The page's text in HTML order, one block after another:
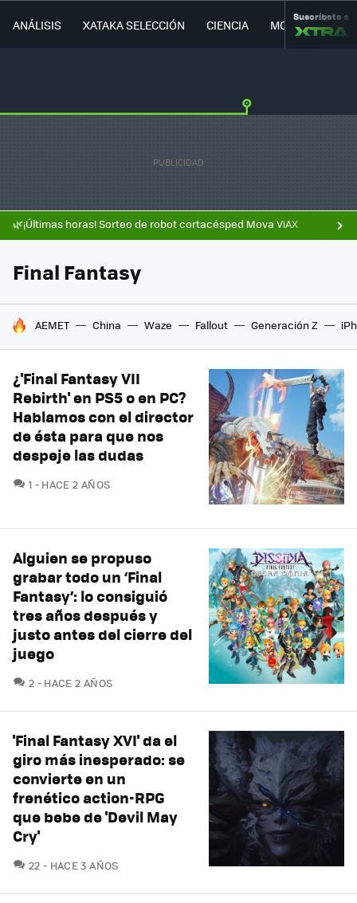
ANÁLISIS XATAKA SELECCIÓN CIENCIA MOVILIDAD
Suscríbete a
🌿¡Últimas horas! Sorteo de robot cortacésped Mova ViAX
Final Fantasy
HOY SE HABLA DE
AEMET China Waze Fallout Generación Z
¿'Final Fantasy VII
Rebirth' en PS5 o en PC?
Hablamos con el director
de ésta para que nos
despeje las dudas
1 COMENTARIOS
HACE 2 AÑOS
Alguien se propuso
grabar todo un ‘Final
Fantasy’: lo consiguió
tres años después y
justo antes del cierre del
juego
2 COMENTARIOS
HACE 2 AÑOS
'Final Fantasy XVI' da el
giro más inesperado: se
convierte en un
frenético action-RPG
que bebe de 'Devil May
Cry'
22 COMENTARIOS
HACE 3 AÑOS